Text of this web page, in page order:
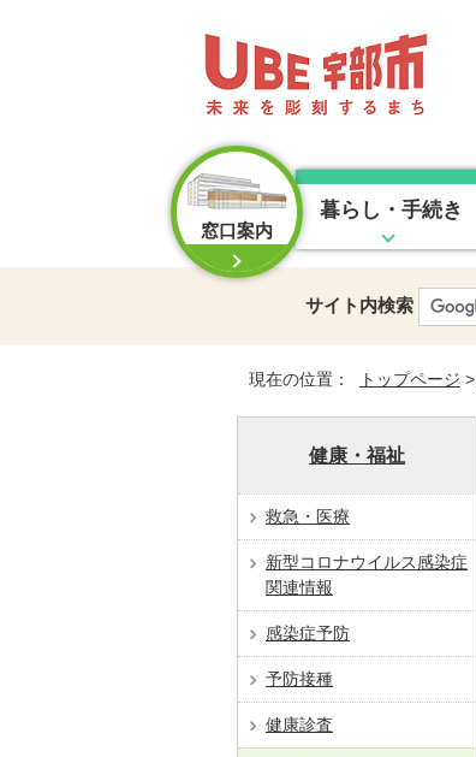
窓口案内
暮らし・手続き
サイト内検索
現在の位置： トップページ >
健康・福祉
救急・医療
新型コロナウイルス感染症
関連情報
感染症予防
予防接種
健康診査